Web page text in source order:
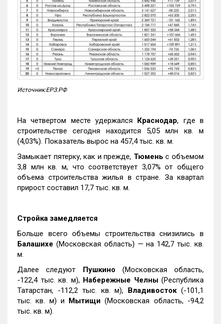
Источник:ЕРЗ.РФ
На четвертом месте удержался Краснодар, где в
строительстве сегодня находится 5,05 млн кв. м
(4,03%). Показатель вырос на 457,4 тыс. кв. м.
Замыкает пятерку, как и прежде, Тюмень с объемом
3,8 млн кв. м, что соответствует 3,07% от общего
объема строительства жилья в стране. За квартал
прирост составил 17,7 тыс. кв. м.
Стройка замедляется
Больше всего объемы строительства снизились в
Балашихе (Московская область) — на 142,7 тыс. кв.
м.
Далее следуют Пушкино (Московская область,
-122,4 тыс. кв. м), Набережные Челны(Республика
Татарстан, -112,2 тыс. кв. м), Владивосток(-101,1
тыс. кв. м) и Мытищи (Московская область, -94,2
тыс. кв. м).